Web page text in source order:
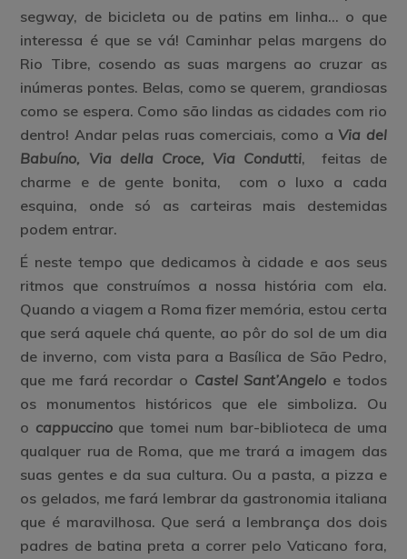
segway, de bicicleta ou de patins em linha… o que
interessa é que se vá! Caminhar pelas margens do
Rio Tibre, cosendo as suas margens ao cruzar as
inúmeras pontes. Belas, como se querem, grandiosas
como se espera. Como são lindas as cidades com rio
dentro! Andar pelas ruas comerciais, como a Via del
Babuíno, Via della Croce, Via Condutti, feitas de
charme e de gente bonita, com o luxo a cada
esquina, onde só as carteiras mais destemidas
podem entrar.
É neste tempo que dedicamos à cidade e aos seus
ritmos que construímos a nossa história com ela.
Quando a viagem a Roma fizer memória, estou certa
que será aquele chá quente, ao pôr do sol de um dia
de inverno, com vista para a Basílica de São Pedro,
que me fará recordar o Castel Sant’Angelo e todos
os monumentos históricos que ele simboliza. Ou
o cappuccinoque tomei num bar-biblioteca de uma
qualquer rua de Roma, que me trará a imagem das
suas gentes e da sua cultura. Ou a pasta, a pizza e
os gelados, me fará lembrar da gastronomia italiana
que é maravilhosa. Que será a lembrança dos dois
padres de batina preta a correr pelo Vaticano fora,